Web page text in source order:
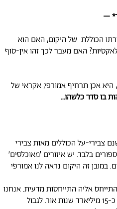
–
הכוללת של היקום, האם הוא
האם מעבר לכך זהו אין-סוף
אכן תרחיף אמורפי, אקראי של
בו סדר כלשהו…
צבירי-על הכוללים מאות צבירי
בלבד. יש איזורים ׳מאוכלסים׳
במובן זה היקום נראה לנו אמורפי
אליה התייחסות מדעית. אנחנו
רואים, או קולטים קרינה ממרחב שקוטרו כ-15 מיליארד שנות אור. לגבול